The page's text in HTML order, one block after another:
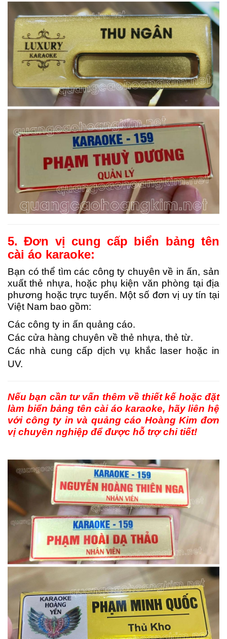
5. Đơn vị cung cấp biển bảng tên
cài áo karaoke:
Bạn có thể tìm các công ty chuyên về in ấn, sản
xuất thẻ nhựa, hoặc phụ kiện văn phòng tại địa
phương hoặc trực tuyến. Một số đơn vị uy tín tại
Việt Nam bao gồm:
Các công ty in ấn quảng cáo.
Các cửa hàng chuyên về thẻ nhựa, thẻ từ.
Các nhà cung cấp dịch vụ khắc laser hoặc in
UV.
Nếu bạn cần tư vấn thêm về thiết kế hoặc đặt
làm biển bảng tên cài áo karaoke, hãy liên hệ
với công ty in và quảng cáo Hoàng Kim đơn
vị chuyên nghiệp để được hỗ trợ chi tiết!